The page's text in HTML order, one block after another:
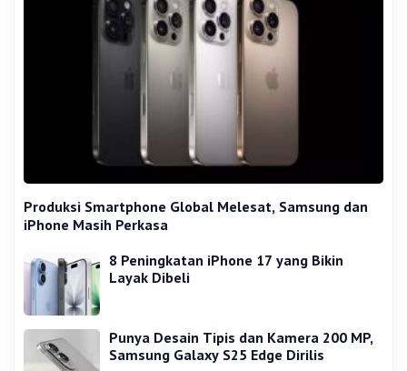
Produksi Smartphone Global Melesat, Samsung dan
iPhone Masih Perkasa
8 Peningkatan iPhone 17 yang Bikin
Layak Dibeli
Punya Desain Tipis dan Kamera 200 MP,
Samsung Galaxy S25 Edge Dirilis